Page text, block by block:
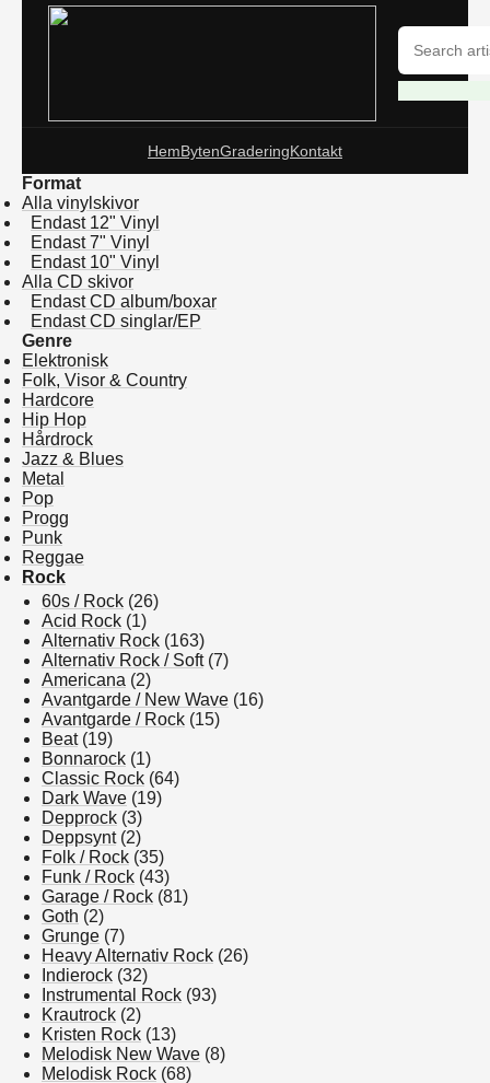
HemBytenGraderingKontakt
Format
Alla vinylskivor
Endast 12" Vinyl
Endast 7" Vinyl
Endast 10" Vinyl
Alla CD skivor
Endast CD album/boxar
Endast CD singlar/EP
Genre
Elektronisk
Folk, Visor & Country
Hardcore
Hip Hop
Hårdrock
Jazz & Blues
Metal
Pop
Progg
Punk
Reggae
Rock
60s / Rock (26)
Acid Rock (1)
Alternativ Rock (163)
Alternativ Rock / Soft(7)
Americana (2)
Avantgarde / New Wave (16)
Avantgarde / Rock (15)
Beat(19)
Bonnarock (1)
Classic Rock (64)
Dark Wave (19)
Depprock (3)
Deppsynt(2)
Folk / Rock (35)
Funk / Rock (43)
Garage / Rock (81)
Goth (2)
Grunge (7)
Heavy Alternativ Rock (26)
Indierock (32)
Instrumental Rock (93)
Krautrock (2)
Kristen Rock (13)
Melodisk New Wave (8)
Melodisk Rock (68)